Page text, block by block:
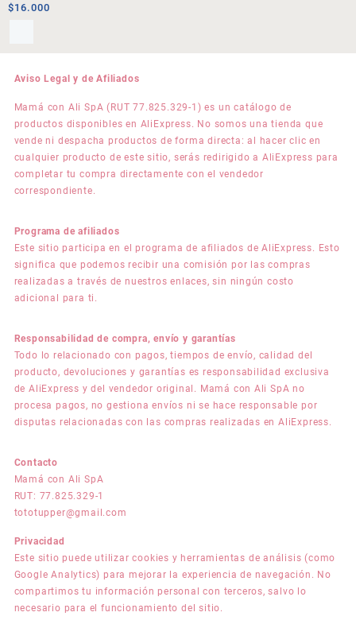
$16.000
Aviso Legal y de Afiliados
Mamá con Ali SpA (RUT 77.825.329-1) es un catálogo de
productos disponibles en AliExpress. No somos una tienda que
vende ni despacha productos de forma directa: al hacer clic en
cualquier producto de este sitio, serás redirigido a AliExpress para
completar tu compra directamente con el vendedor
correspondiente.
Programa de afiliados
Este sitio participa en el programa de afiliados de AliExpress. Esto
significa que podemos recibir una comisión por las compras
realizadas a través de nuestros enlaces, sin ningún costo
adicional para ti.
Responsabilidad de compra, envío y garantías
Todo lo relacionado con pagos, tiempos de envío, calidad del
producto, devoluciones y garantías es responsabilidad exclusiva
de AliExpress y del vendedor original. Mamá con Ali SpA no
procesa pagos, no gestiona envíos ni se hace responsable por
disputas relacionadas con las compras realizadas en AliExpress.
Contacto
Mamá con Ali SpA
RUT: 77.825.329-1
tototupper@gmail.com
Privacidad
Este sitio puede utilizar cookies y herramientas de análisis (como
Google Analytics) para mejorar la experiencia de navegación. No
compartimos tu información personal con terceros, salvo lo
necesario para el funcionamiento del sitio.